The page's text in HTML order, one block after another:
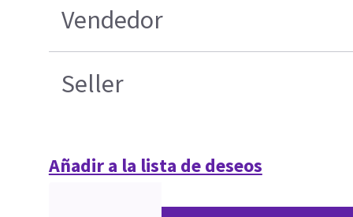
Vendedor
Seller
Añadir a la lista de deseos